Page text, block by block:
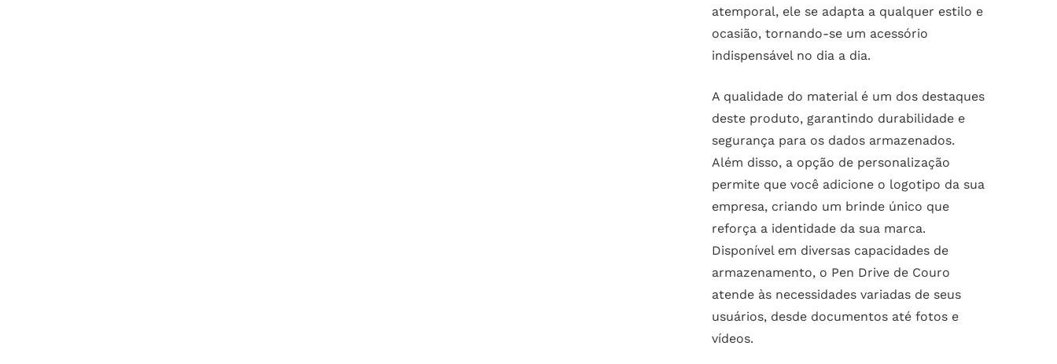
atemporal, ele se adapta a qualquer estilo e
ocasião, tornando-se um acessório
indispensável no dia a dia.
A qualidade do material é um dos destaques
deste produto, garantindo durabilidade e
segurança para os dados armazenados.
Além disso, a opção de personalização
permite que você adicione o logotipo da sua
empresa, criando um brinde único que
reforça a identidade da sua marca.
Disponível em diversas capacidades de
armazenamento, o Pen Drive de Couro
atende às necessidades variadas de seus
usuários, desde documentos até fotos e
vídeos.